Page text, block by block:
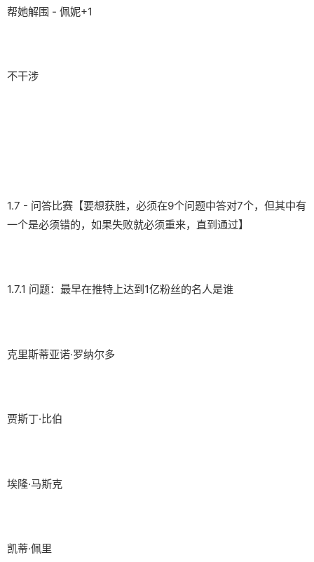
帮她解围 - 佩妮+1
不干涉
1.7 - 问答比赛【要想获胜，必须在9个问题中答对7个，但其中有
一个是必须错的，如果失败就必须重来，直到通过】
1.7.1 问题：最早在推特上达到1亿粉丝的名人是谁
克里斯蒂亚诺·罗纳尔多
贾斯丁·比伯
埃隆·马斯克
凯蒂·佩里